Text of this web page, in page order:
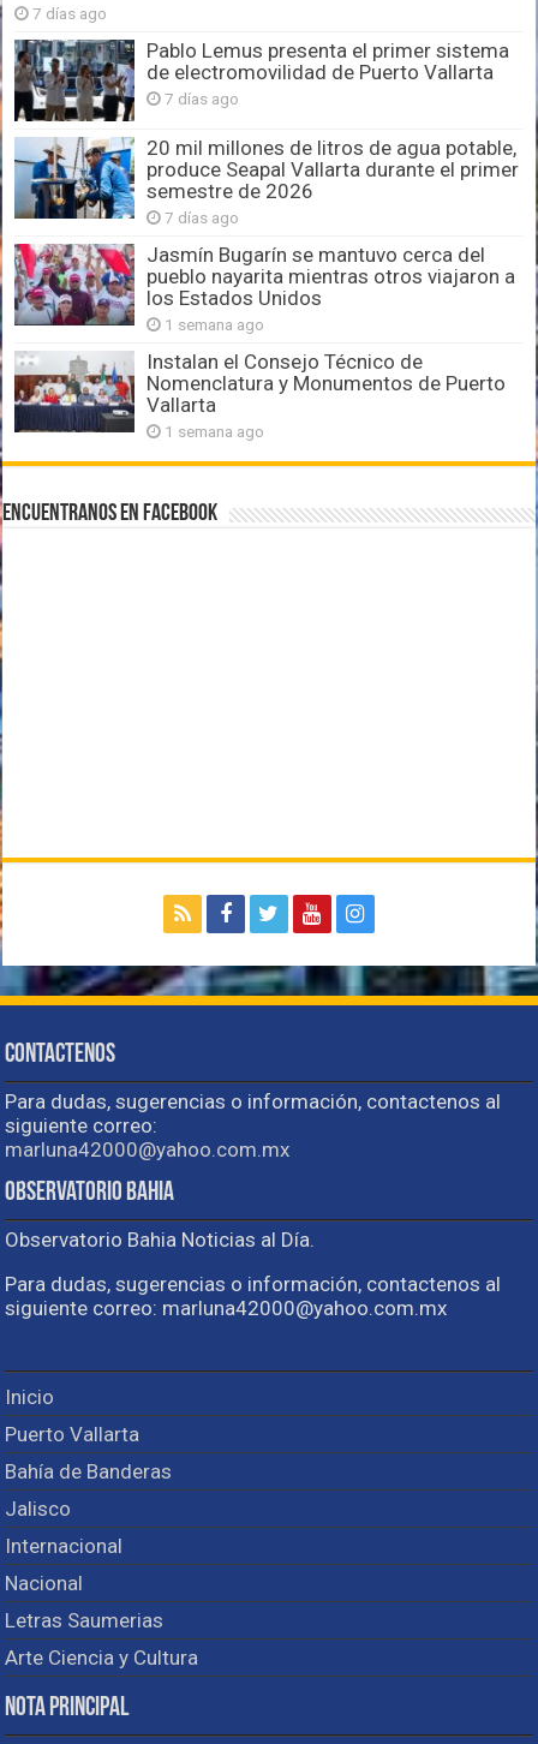
7 días ago
Pablo Lemus presenta el primer sistema
de electromovilidad de Puerto Vallarta
7 días ago
20 mil millones de litros de agua potable,
produce Seapal Vallarta durante el primer
semestre de 2026
7 días ago
Jasmín Bugarín se mantuvo cerca del
pueblo nayarita mientras otros viajaron a
los Estados Unidos
1 semana ago
Instalan el Consejo Técnico de
Nomenclatura y Monumentos de Puerto
Vallarta
1 semana ago
Encuentranos en Facebook
Contactenos
Para dudas, sugerencias o información, contactenos al
siguiente correo:
marluna42000@yahoo.com.mx
Observatorio Bahia
Observatorio Bahia Noticias al Día.
Para dudas, sugerencias o información, contactenos al
siguiente correo: marluna42000@yahoo.com.mx
Inicio
Puerto Vallarta
Bahía de Banderas
Jalisco
Internacional
Nacional
Letras Saumerias
Arte Ciencia y Cultura
Nota Principal